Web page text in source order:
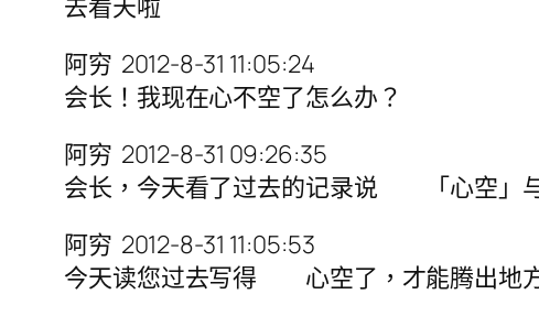
阿穷 2012-8-31 11:05:24
会长！我现在心不空了怎么办？
阿穷 2012-8-31 09:26:35
会长，今天看了过去的记录说 「心空」与
阿穷 2012-8-31 11:05:53
今天读您过去写得 心空了，才能腾出地